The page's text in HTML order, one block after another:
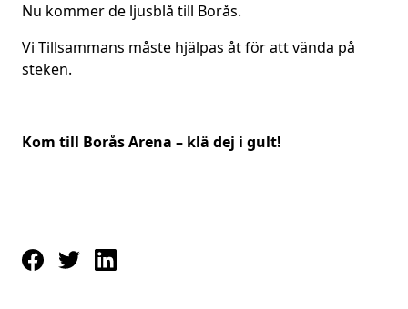
Nu kommer de ljusblå till Borås.
Vi Tillsammans måste hjälpas åt för att vända på
steken.
Kom till Borås Arena – klä dej i gult!